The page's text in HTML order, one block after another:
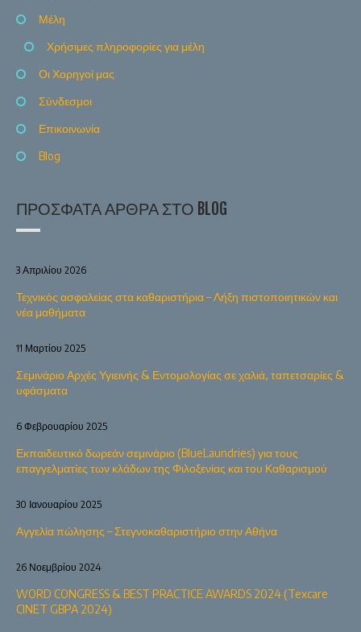
Μέλη
Χρήσιμες πληροφορίες για μέλη
Οι Χορηγοί μας
Σύνδεσμοι
Επικοινωνία
Blog
ΠΡΌΣΦΑΤΑ ΆΡΘΡΑ ΣΤΟ BLOG
Τεχνικός ασφαλείας στα καθαριστήρια – Λήξη πιστοποιητικών και
νέα μαθήματα
3 Απριλίου 2026
Σεμινάριο Αρχές Υγιεινής & Εντομολογίας σε χαλιά, ταπετσαρίες &
υφάσματα
11 Μαρτίου 2025
Εκπαιδευτικό δωρεάν σεμινάριο (BlueLaundries) για τους
επαγγελματίες των κλάδων της Φιλοξενίας και του Καθαρισμού
6 Φεβρουαρίου 2025
Αγγελία πώλησης – Στεγνοκαθαριστήριο στην Αθήνα
30 Ιανουαρίου 2025
WORD CONGRESS & BEST PRACTICE AWARDS 2024 (Texcare
CINET GBPA 2024)
26 Νοεμβρίου 2024